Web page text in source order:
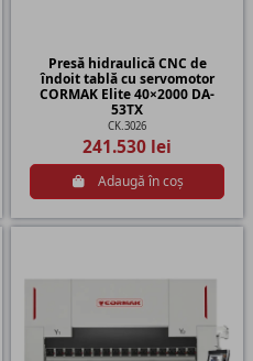
Presă hidraulică CNC de
îndoit tablă cu servomotor
CORMAK Elite 40×2000 DA-
53TX
CK.3026
241.530 lei
Adaugă în coș